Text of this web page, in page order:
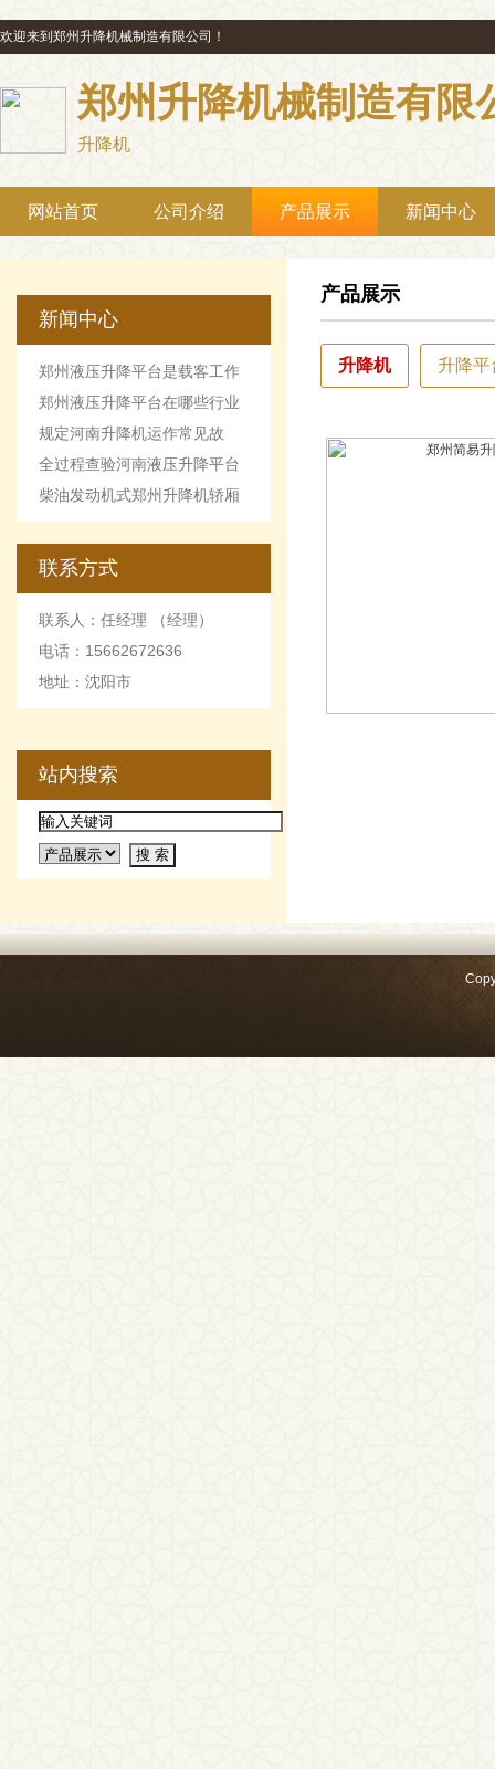
欢迎来到郑州升降机械制造有限公司！
郑州升降机械制造有限
升降机
网站首页 公司介绍 产品展示 新闻中心
新闻中心
郑州液压升降平台是载客工作
机械设备
郑州液压升降平台在哪些行业
最受欢迎
规定河南升降机运作常见故
障。
全过程查验河南液压升降平台
柴油发动机式郑州升降机轿厢
的优点和缺点
联系方式
联系人：任经理 （经理）
电话：15662672636
地址：沈阳市
站内搜索
产品展示
升降机 升降平